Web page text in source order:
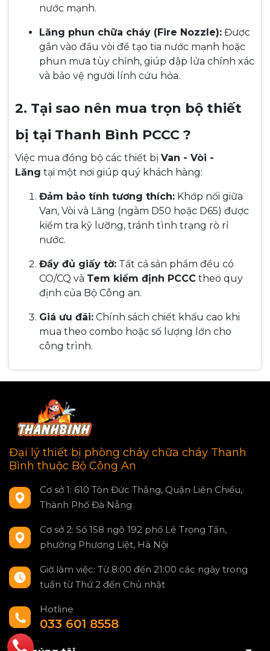
nước mạnh.
Lăng phun chữa cháy (Fire Nozzle): Được
gắn vào đầu vòi để tạo tia nước mạnh hoặc
phun mưa tùy chỉnh, giúp dập lửa chính xác
và bảo vệ người lính cứu hỏa.
2. Tại sao nên mua trọn bộ thiết
bị tại Thanh Bình PCCC ?
Việc mua đồng bộ các thiết bị Van - Vòi -
Lăng tại một nơi giúp quý khách hàng:
Đảm bảo tính tương thích: Khớp nối giữa
Van, Vòi và Lăng (ngàm D50 hoặc D65) được
kiểm tra kỹ lưỡng, tránh tình trạng rò rỉ
nước.
Đầy đủ giấy tờ: Tất cả sản phẩm đều có
CO/CQ và Tem kiểm định PCCC theo quy
định của Bộ Công an.
Giá ưu đãi: Chính sách chiết khấu cao khi
mua theo combo hoặc số lượng lớn cho
công trình.
Đại lý thiết bị phòng cháy chữa cháy Thanh
Bình thuộc Bộ Công An
Cơ sở 1: 610 Tôn Đức Thắng, Quận Liên Chiểu,
Thành Phố Đà Nẵng
Cơ sở 2: Số 158 ngõ 192 phố Lê Trọng Tấn,
phường Phương Liệt, Hà Nội
Giờ làm việc: Từ 8:00 đến 21:00 các ngày trong
tuần từ Thứ 2 đến Chủ nhật
Hotline
033 601 8558